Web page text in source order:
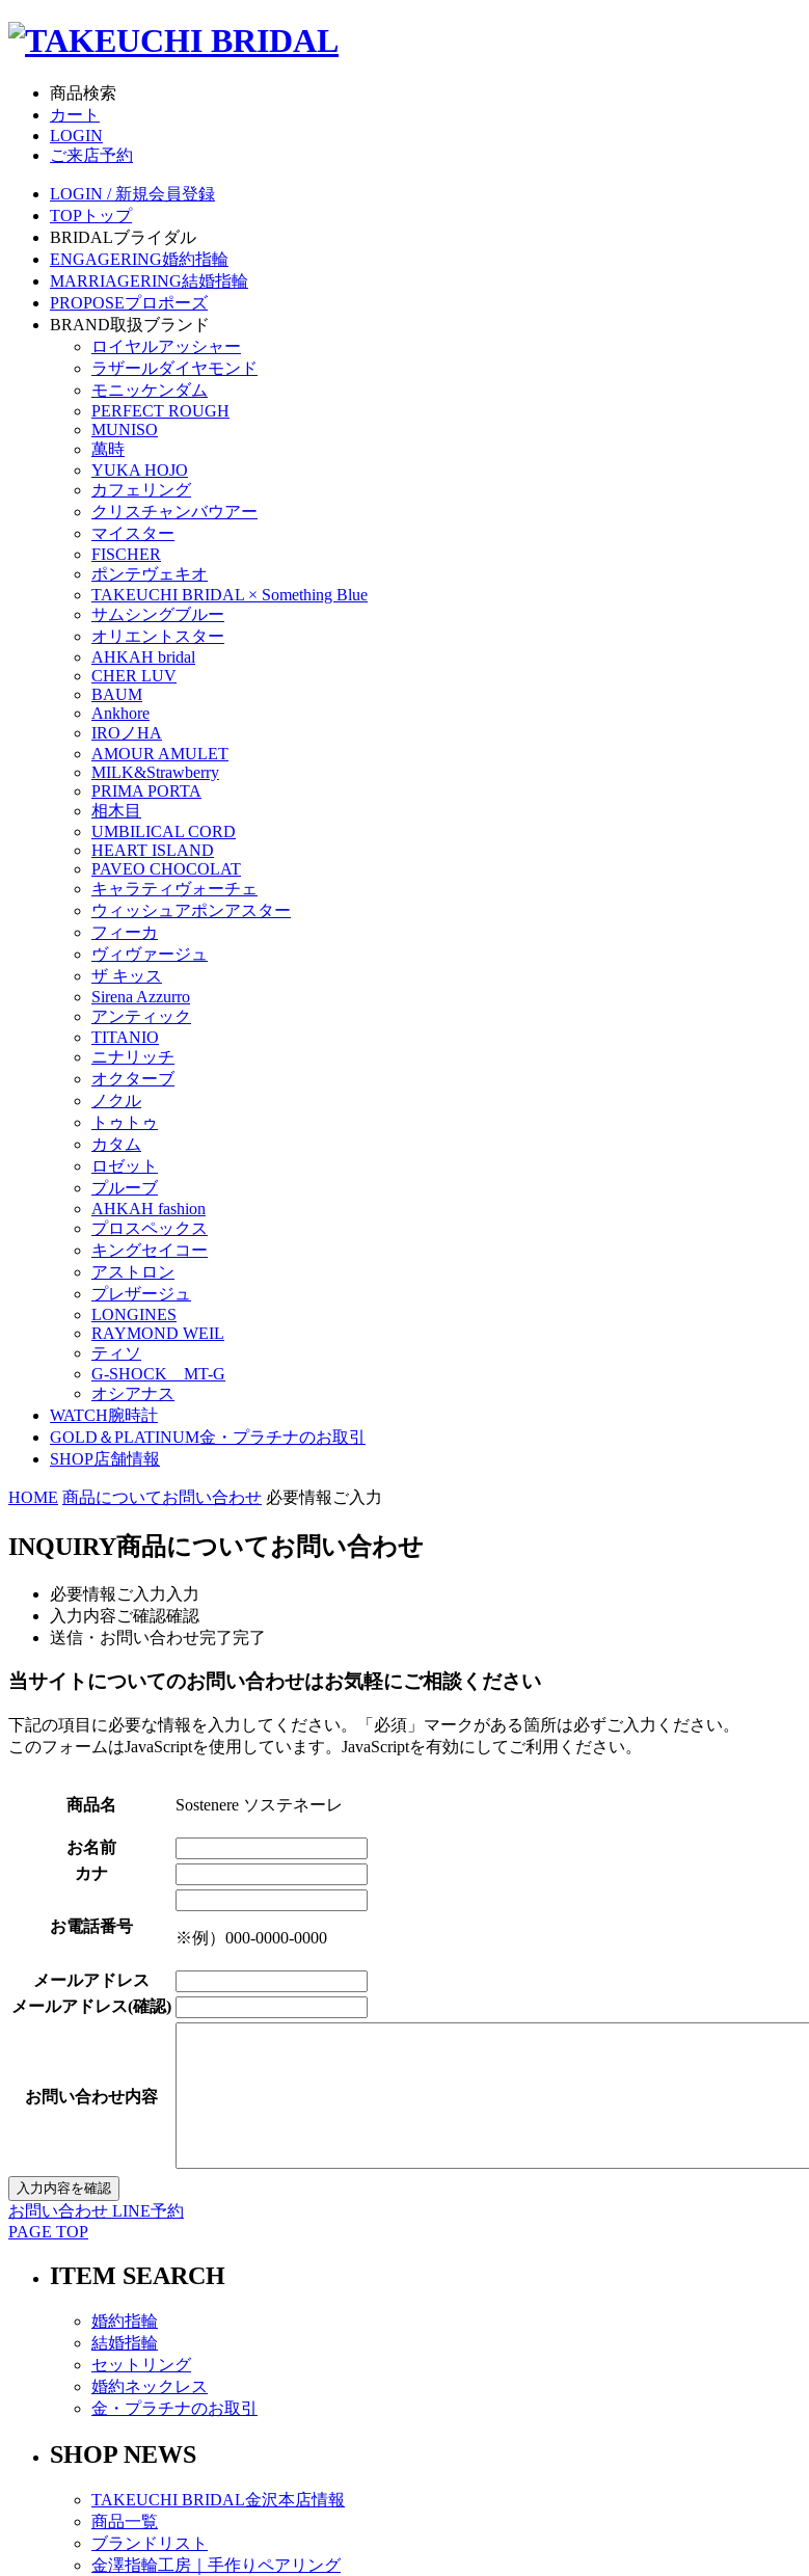
商品検索
カート
LOGIN
ご来店予約
LOGIN / 新規会員登録
TOP トップ
BRIDALブライダル
ENGAGERING婚約指輪
MARRIAGERING結婚指輪
PROPOSEプロポーズ
BRAND取扱ブランド
ロイヤルアッシャー
ラザールダイヤモンド
モニッケンダム
PERFECT ROUGH
MUNISO
萬時
YUKA HOJO
カフェリング
クリスチャンバウアー
マイスター
FISCHER
ポンテヴェキオ
TAKEUCHI BRIDAL × Something Blue
サムシングブルー
オリエントスター
AHKAH bridal
CHER LUV
BAUM
Ankhore
IROノHA
AMOUR AMULET
MILK&Strawberry
PRIMA PORTA
相木目
UMBILICAL CORD
HEART ISLAND
PAVEO CHOCOLAT
キャラティヴォーチェ
ウィッシュアポンアスター
フィーカ
ヴィヴァージュ
ザ キッス
Sirena Azzurro
アンティック
TITANIO
ニナリッチ
オクターブ
ノクル
トゥトゥ
カタム
ロゼット
プルーブ
AHKAH fashion
プロスペックス
キングセイコー
アストロン
プレザージュ
LONGINES
RAYMOND WEIL
ティソ
G-SHOCK MT-G
オシアナス
WATCH腕時計
GOLD＆PLATINUM金・プラチナのお取引
SHOP店舗情報
HOME 商品についてお問い合わせ 必要情報ご入力
INQUIRY商品についてお問い合わせ
必要情報ご入力 入力
入力内容ご確認確認
送信・お問い合わせ完了完了
当サイトについてのお問い合わせはお気軽にご相談ください
下記の項目に必要な情報を入力してください。「必須」マークがある箇所は必ずご入力ください。
このフォームはJavaScriptを使用しています。JavaScriptを有効にしてご利用ください。
商品名 Sostenere ソステネーレ
お名前
カナ
お電話番号
※例）000-0000-0000
メールアドレス
メールアドレス(確認)
お問い合わせ内容
お問い合わせ LINE予約
PAGE TOP
ITEM SEARCH
婚約指輪
結婚指輪
セットリング
婚約ネックレス
金・プラチナのお取引
SHOP NEWS
TAKEUCHI BRIDAL金沢本店情報
商品一覧
ブランドリスト
金澤指輪工房｜手作りペアリング